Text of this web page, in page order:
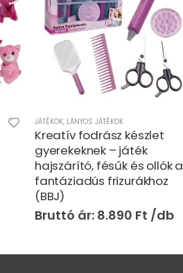
JÁTÉKOK, LÁNYOS JÁTÉKOK
Kreatív fodrász készlet
gyerekeknek – játék
hajszárító, fésűk és ollók a
fantáziadús frizurákhoz
(BBJ)
8.890 Ft